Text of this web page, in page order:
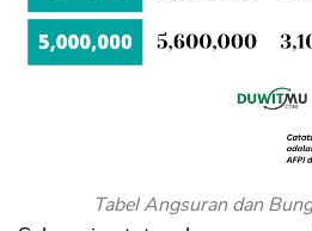
Tabel Angsuran dan